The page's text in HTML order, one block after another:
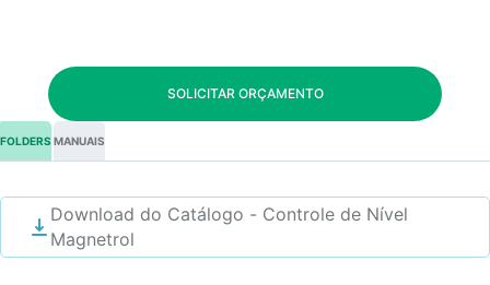
SOLICITAR ORÇAMENTO
FOLDERS MANUAIS
Download do Catálogo - Controle de Nível
Magnetrol